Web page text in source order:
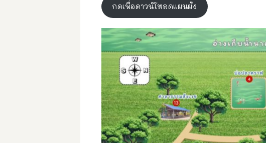
กดเพื่อดาวน์โหลดแผนผัง